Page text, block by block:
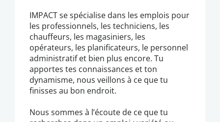
IMPACT se spécialise dans les emplois pour
les professionnels, les techniciens, les
chauffeurs, les magasiniers, les
opérateurs, les planificateurs, le personnel
administratif et bien plus encore. Tu
apportes tes connaissances et ton
dynamisme, nous veillons à ce que tu
finisses au bon endroit.
Nous sommes à l’écoute de ce que tu